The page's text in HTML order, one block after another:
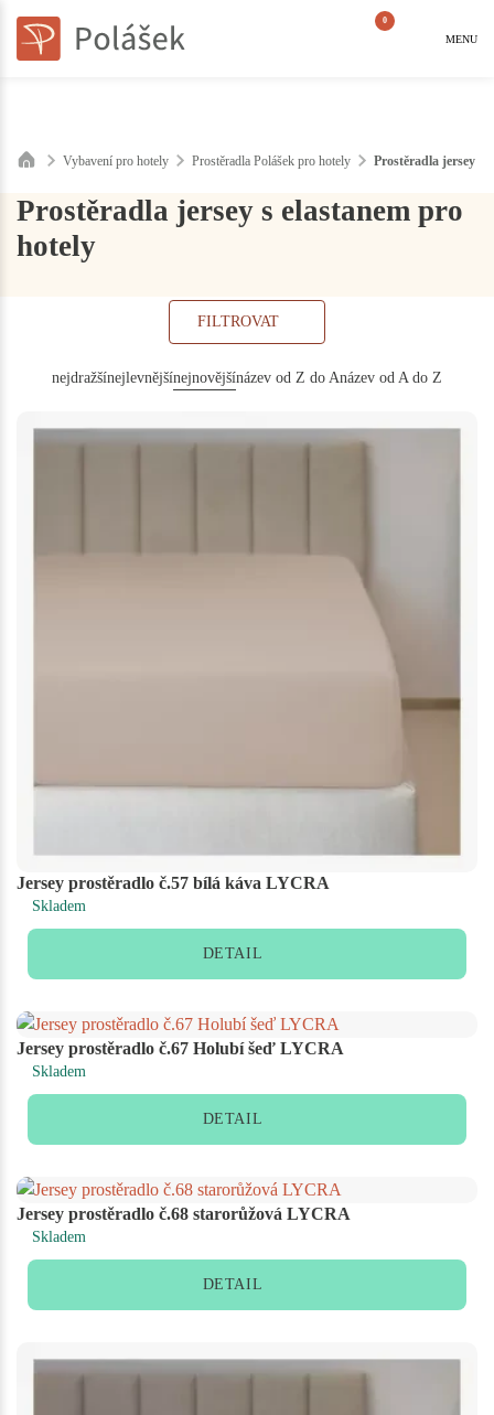
0
MENU
Vybavení pro hotely Prostěradla Polášek pro hotely Prostěradla jersey s
Prostěradla jersey s elastanem pro
hotely
FILTROVAT
nejdražšínejlevnějšínejnovějšínázev od Z do Anázev od A do Z
Jersey prostěradlo č.57 bílá káva LYCRA
Skladem
DETAIL
Jersey prostěradlo č.67 Holubí šeď LYCRA
Skladem
DETAIL
Jersey prostěradlo č.68 starorůžová LYCRA
Skladem
DETAIL